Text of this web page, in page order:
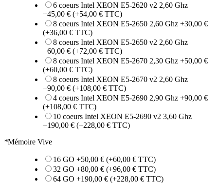
6 coeurs Intel XEON E5-2620 v2 2,60 Ghz
+45,00 € (+54,00 € TTC)
8 coeurs Intel XEON E5-2650 2,60 Ghz +30,00 €
(+36,00 € TTC)
8 coeurs Intel XEON E5-2650 v2 2,60 Ghz
+60,00 € (+72,00 € TTC)
8 coeurs Intel XEON E5-2670 2,30 Ghz +50,00 €
(+60,00 € TTC)
8 coeurs Intel XEON E5-2670 v2 2,60 Ghz
+90,00 € (+108,00 € TTC)
4 coeurs Intel XEON E5-2690 2,90 Ghz +90,00 €
(+108,00 € TTC)
10 coeurs Intel XEON E5-2690 v2 3,60 Ghz
+190,00 € (+228,00 € TTC)
*Mémoire Vive
16 GO +50,00 € (+60,00 € TTC)
32 GO +80,00 € (+96,00 € TTC)
64 GO +190,00 € (+228,00 € TTC)